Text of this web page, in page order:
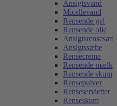
Ansigtsvand
Micellevand
Rensende gel
Rensende olie
Ansigtsrensesæt
Ansigtssæbe
Rensecreme
Rensende mælk
Rensende skum
Rensepulver
Renseservietter
Renseskum